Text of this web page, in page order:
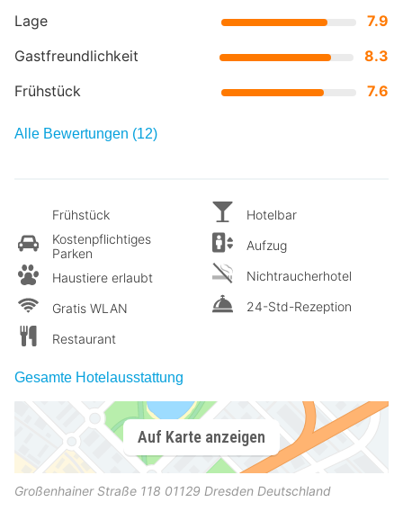
Lage
7.9
Gastfreundlichkeit
8.3
Frühstück
7.6
Alle Bewertungen (12)
Frühstück
Kostenpflichtiges
Parken
Haustiere erlaubt
Gratis WLAN
Restaurant
Hotelbar
Aufzug
Nichtraucherhotel
24-Std-Rezeption
Gesamte Hotelausstattung
Auf Karte anzeigen
Großenhainer Straße 118 01129 Dresden Deutschland